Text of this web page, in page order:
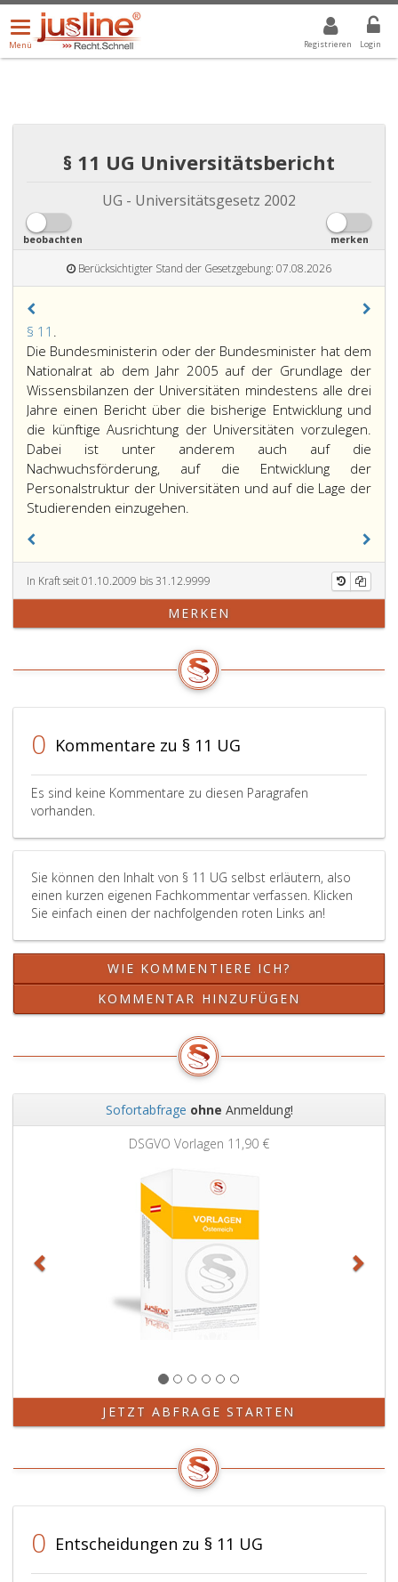
Registrieren Login
Menü
öffnen/schließen
Menü
ALLE DROPDOWN: GEWÄHLTER WERT IST ALLE
§ 11 UG Universitätsbericht
UG - Universitätsgesetz 2002
beobachten merken
Berücksichtigter Stand der Gesetzgebung: 07.08.2026
§ 11 .
11,
Die Bundesministerin oder der Bundesminister hat dem
Nationalrat ab dem Jahr 2005 auf der Grundlage der
Wissensbilanzen der Universitäten mindestens alle drei
Jahre einen Bericht über die bisherige Entwicklung und
die künftige Ausrichtung der Universitäten vorzulegen.
Dabei ist unter anderem auch auf die
Nachwuchsförderung, auf die Entwicklung der
Personalstruktur der Universitäten und auf die Lage der
Studierenden einzugehen.
In Kraft seit 01.10.2009 bis 31.12.9999
MERKEN
0 Kommentare zu § 11 UG
Es sind keine Kommentare zu diesen Paragrafen
vorhanden.
Sie können den Inhalt von § 11 UG selbst erläutern, also
einen kurzen eigenen Fachkommentar verfassen. Klicken
Sie einfach einen der nachfolgenden roten Links an!
WIE KOMMENTIERE ICH?
KOMMENTAR HINZUFÜGEN
Sofortabfrage ohne Anmeldung!
DSGVO Vorlagen 11,90 €
JETZT ABFRAGE STARTEN
0 Entscheidungen zu § 11 UG